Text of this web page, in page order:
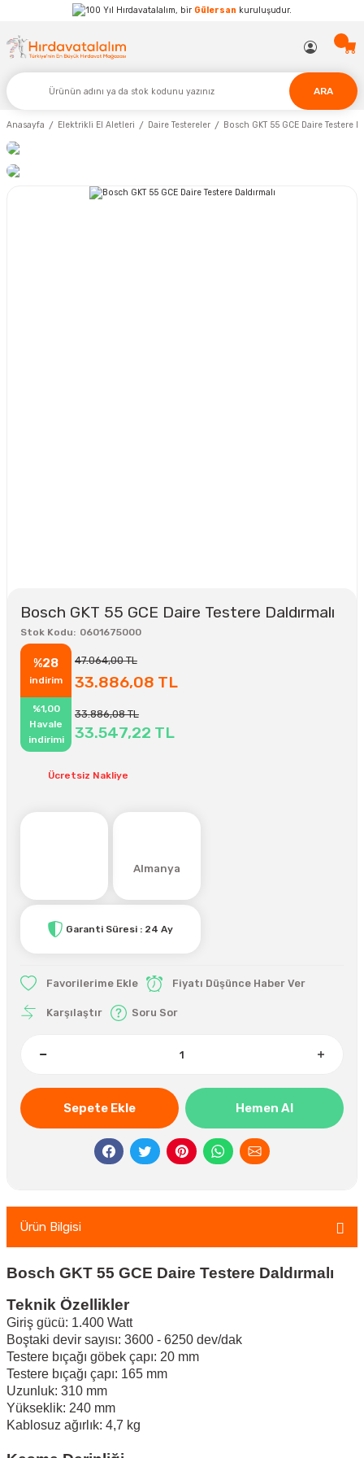
Hırdavatalalım, bir Gülersan kuruluşudur.
ARA
Anasayfa Elektrikli El Aletleri Daire Testereler Bosch GKT 55 GCE Daire Testere
Bosch GKT 55 GCE Daire Testere Daldırmalı
Stok Kodu 0601675000
%28
indirim
47.064,00 TL
33.886,08 TL
%1,00
Havale
indirimi
33.886,08 TL
33.547,22 TL
Ücretsiz Nakliye
Almanya
Garanti Süresi : 24 Ay
Fiyatı Düşünce Haber Ver
Karşılaştır Soru Sor
Sepete Ekle Hemen Al
Ürün Bilgisi
Bosch GKT 55 GCE Daire Testere Daldırmalı
Teknik Özellikler
Giriş gücü: 1.400 Watt
Boştaki devir sayısı: 3600 - 6250 dev/dak
Testere bıçağı göbek çapı: 20 mm
Testere bıçağı çapı: 165 mm
Uzunluk: 310 mm
Yükseklik: 240 mm
Kablosuz ağırlık: 4,7 kg